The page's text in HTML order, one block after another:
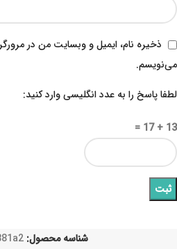
ذخیره نام، ایمیل و وبسایت من در
می‌نویسم.
لطفا پاسخ را به عدد انگلیسی وارد کنید:
13 + 17 =
شناسه محصول: